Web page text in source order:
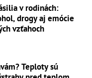
v rodinách:
drogy aj emócie
vzťahoch
Teploty sú